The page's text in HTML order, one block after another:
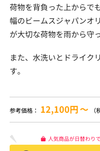
荷物を背負った上からで
幅のビームスジャパンオ
が大切な荷物を雨から守
また、水洗いとドライク
す。
参考価格： 12,100円〜 （
人気商品が日替わり